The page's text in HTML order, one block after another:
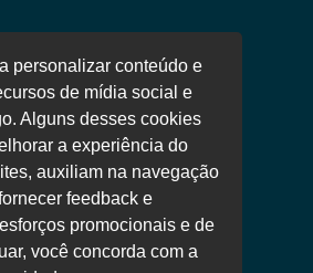
personalizar conteúdo e
de mídia social e
Alguns desses cookies
a experiência do
auxiliam na navegação
feedback e
promocionais e de
você concorda com a